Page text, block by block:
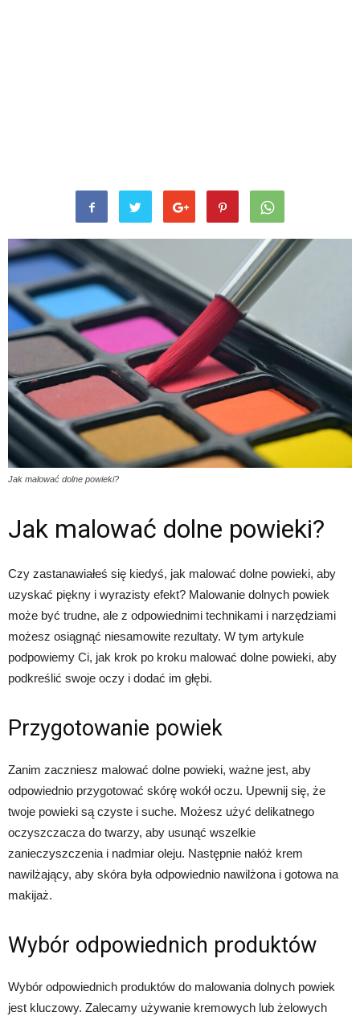
Jak malować dolne powieki?
Jak malować dolne powieki?
Czy zastanawiałeś się kiedyś, jak malować dolne powieki, aby
uzyskać piękny i wyrazisty efekt? Malowanie dolnych powiek
może być trudne, ale z odpowiednimi technikami i narzędziami
możesz osiągnąć niesamowite rezultaty. W tym artykule
podpowiemy Ci, jak krok po kroku malować dolne powieki, aby
podkreślić swoje oczy i dodać im głębi.
Przygotowanie powiek
Zanim zaczniesz malować dolne powieki, ważne jest, aby
odpowiednio przygotować skórę wokół oczu. Upewnij się, że
twoje powieki są czyste i suche. Możesz użyć delikatnego
oczyszczacza do twarzy, aby usunąć wszelkie
zanieczyszczenia i nadmiar oleju. Następnie nałóż krem
nawilżający, aby skóra była odpowiednio nawilżona i gotowa na
makijaż.
Wybór odpowiednich produktów
Wybór odpowiednich produktów do malowania dolnych powiek
jest kluczowy. Zalecamy używanie kremowych lub żelowych